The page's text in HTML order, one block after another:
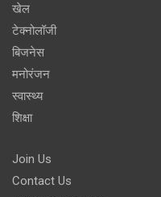
खेल
टेक्नोलॉजी
बिजनेस
मनोरंजन
स्वास्थ्य
शिक्षा
Join Us
Contact Us